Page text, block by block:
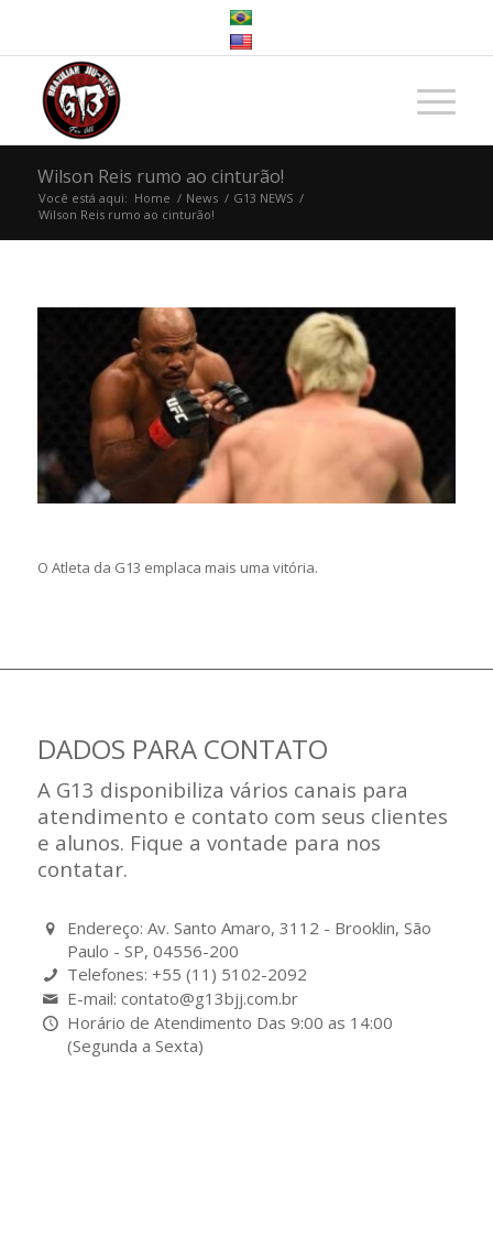
Wilson Reis rumo ao cinturão!
Você está aqui: Home / News / G13 NEWS /
Wilson Reis rumo ao cinturão!
O Atleta da G13 emplaca mais uma vitória.
DADOS PARA CONTATO
A G13 disponibiliza vários canais para
atendimento e contato com seus clientes
e alunos. Fique a vontade para nos
contatar.
Endereço: Av. Santo Amaro, 3112 - Brooklin, São
Paulo - SP, 04556-200
Telefones: +55 (11) 5102-2092
E-mail: contato@g13bjj.com.br
Horário de Atendimento Das 9:00 as 14:00
(Segunda a Sexta)